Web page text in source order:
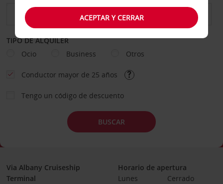
TIPO DE ALQUILER
Ocio
Business Otros
Conductor mayor de 25 años
Tengo un código de descuento
BUSCAR
Via Albany Cruiseship
Terminal
Horario de apertura
Lunes
Cerrado
ACEPTAR Y CERRAR